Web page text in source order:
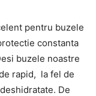
pentru buzele
constanta
buzele noastre
rapid, la fel de
De